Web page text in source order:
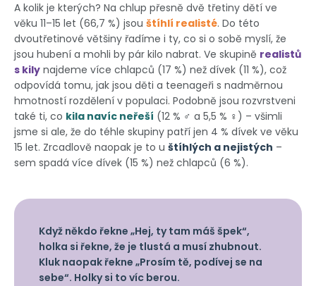
A kolik je kterých? Na chlup přesně dvě třetiny dětí ve
věku 11–15 let (66,7 %) jsou štíhlí realisté. Do této
dvoutřetinové většiny řadíme i ty, co si o sobě myslí, že
jsou hubení a mohli by pár kilo nabrat. Ve skupině realistů
s kily najdeme více chlapců (17 %) než dívek (11 %), což
odpovídá tomu, jak jsou děti a teenageři s nadměrnou
hmotností rozdělení v populaci. Podobně jsou rozvrstveni
také ti, co kila navíc neřeší (12 % ♂ a 5,5 % ♀) – všimli
jsme si ale, že do téhle skupiny patří jen 4 % dívek ve věku
15 let. Zrcadlově naopak je to u štíhlých a nejistých –
sem spadá více dívek (15 %) než chlapců (6 %).
Když někdo řekne „Hej, ty tam máš špek“,
holka si řekne, že je tlustá a musí zhubnout.
Kluk naopak řekne „Prosím tě, podívej se na
sebe“. Holky si to víc berou.